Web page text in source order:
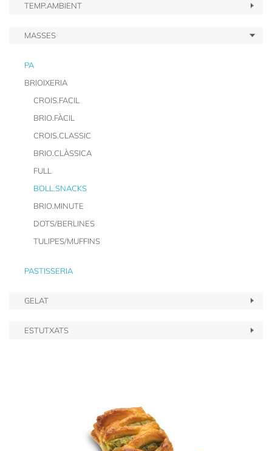
TEMP.AMBIENT
MASSES
PA
BRIOIXERIA
CROIS.FACIL
BRIO.FÀCIL
CROIS.CLASSIC
BRIO.CLÀSSICA
FULL
BOLL.SNACKS
BRIO.MINUTE
DOTS/BERLINES
TULIPES/MUFFINS
PASTISSERIA
GELAT
ESTUTXATS